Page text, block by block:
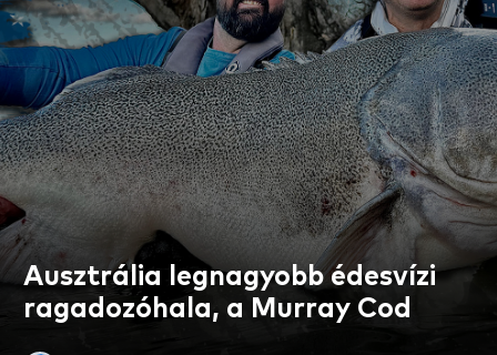
Ausztrália legnagyobb édesvízi
ragadozóhala, a Murray Cod